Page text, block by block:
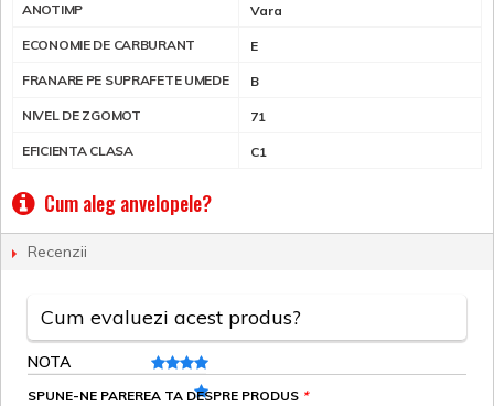
ANOTIMP Vara
ECONOMIE DE CARBURANT E
FRANARE PE SUPRAFETE UMEDE B
NIVEL DE ZGOMOT 71
EFICIENTA CLASA C1
Cum aleg anvelopele?
Recenzii
Cum evaluezi acest produs?
NOTA
*
SPUNE-NE PAREREA TA DESPRE PRODUS